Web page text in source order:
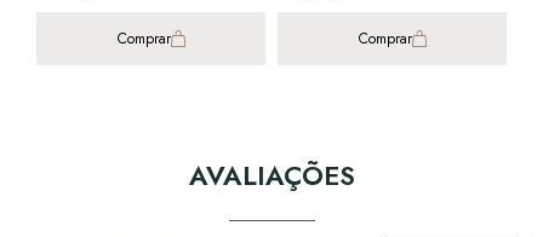
Comprar Comprar
AVALIAÇÕES